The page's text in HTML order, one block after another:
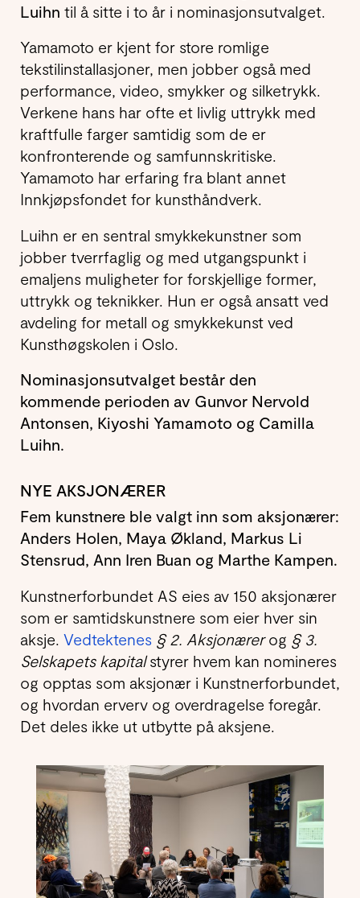
Luihn til å sitte i to år i nominasjonsutvalget.
Yamamoto er kjent for store romlige
tekstilinstallasjoner, men jobber også med
performance, video, smykker og silketrykk.
Verkene hans har ofte et livlig uttrykk med
kraftfulle farger samtidig som de er
konfronterende og samfunnskritiske.
Yamamoto har erfaring fra blant annet
Innkjøpsfondet for kunsthåndverk.
Luihn er en sentral smykkekunstner som
jobber tverrfaglig og med utgangspunkt i
emaljens muligheter for forskjellige former,
uttrykk og teknikker. Hun er også ansatt ved
avdeling for metall og smykkekunst ved
Kunsthøgskolen i Oslo.
Nominasjonsutvalget består den
kommende perioden av Gunvor Nervold
Antonsen, Kiyoshi Yamamoto og Camilla
Luihn.
NYE AKSJONÆRER
Fem kunstnere ble valgt inn som aksjonærer:
Anders Holen, Maya Økland, Markus Li
Stensrud, Ann Iren Buan og Marthe Kampen.
Kunstnerforbundet AS eies av 150 aksjonærer
som er samtidskunstnere som eier hver sin
aksje. Vedtektenes § 2. Aksjonærerog § 3.
Selskapets kapitalstyrer hvem kan nomineres
og opptas som aksjonær i Kunstnerforbundet,
og hvordan erverv og overdragelse foregår.
Det deles ikke ut utbytte på aksjene.